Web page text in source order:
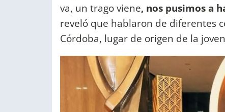
va, un trago viene, nos pusimos a
reveló que hablaron de diferentes
Córdoba, lugar de origen de la